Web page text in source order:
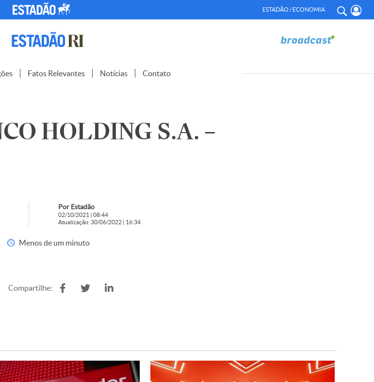
ESTADÃO / ECONOMIA
Fatos Relevantes Notícias Contato
HOLDING S.A. –
Por Estadão
02/10/2021 | 08:44
Atualização: 30/06/2022 | 16:34
Menos de um minuto
Compartilhe: